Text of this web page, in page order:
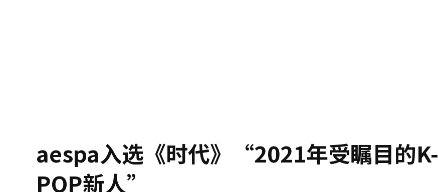
aespa入选《时代》“2021年受瞩目的K-
POP新人”